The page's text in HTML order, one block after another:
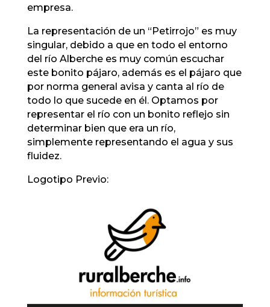
empresa.
La representación de un “Petirrojo” es muy
singular, debido a que en todo el entorno
del río Alberche es muy común escuchar
este bonito pájaro, además es el pájaro que
por norma general avisa y canta al río de
todo lo que sucede en él. Optamos por
representar el río con un bonito reflejo sin
determinar bien que era un río,
simplemente representando el agua y sus
fluidez.
Logotipo Previo: